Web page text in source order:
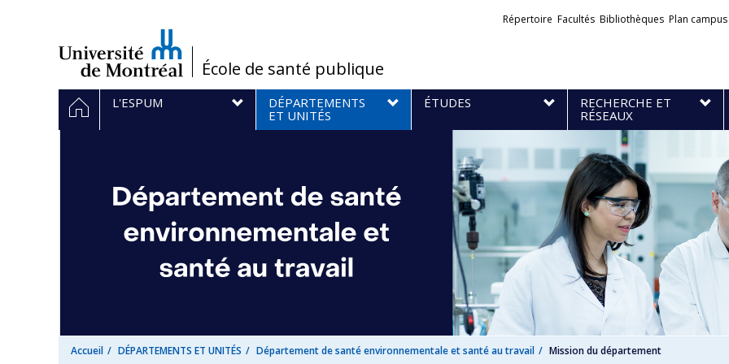
/École de santé publique
Liens
Répertoire Facultés Bibliothèques Plan campus
Navigation
principale
ACCUEIL
L'ESPUM
DÉPARTEMENTS
ET UNITÉS
ÉTUDES
RECHERCHE ET
RÉSEAUX
Accueil DÉPARTEMENTS ET UNITÉS Département de santé environnementale et santé au travail Mission du département